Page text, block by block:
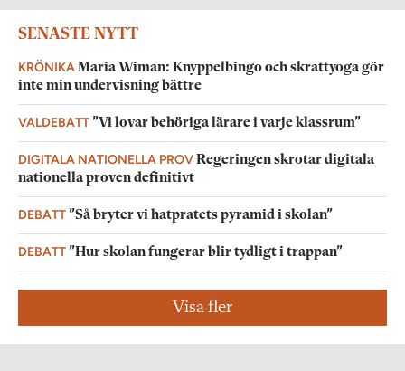
SENASTE NYTT
KRÖNIKA Maria Wiman: Knyppelbingo och skrattyoga gör
inte min undervisning bättre
VALDEBATT”Vi lovar behöriga lärare i varje klassrum”
DIGITALA NATIONELLA PROVRegeringen skrotar digitala
nationella proven definitivt
DEBATT”Så bryter vi hatpratets pyramid i skolan”
DEBATT”Hur skolan fungerar blir tydligt i trappan”
Visa fler